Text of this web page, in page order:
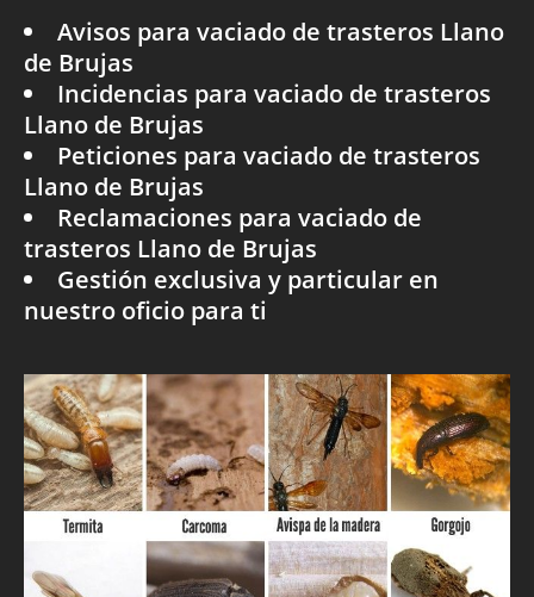
Avisos para vaciado de trasteros Llano
de Brujas
Incidencias para vaciado de trasteros
Llano de Brujas
Peticiones para vaciado de trasteros
Llano de Brujas
Reclamaciones para vaciado de
trasteros Llano de Brujas
Gestión exclusiva y particular en
nuestro oficio para ti